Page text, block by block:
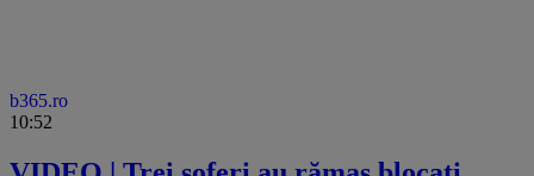
b365.ro
10:52